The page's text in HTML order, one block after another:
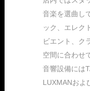
音楽を選曲し
ック、エレク
ビエント、ク
空間に合わせ
音響設備には
LUXMANおよ